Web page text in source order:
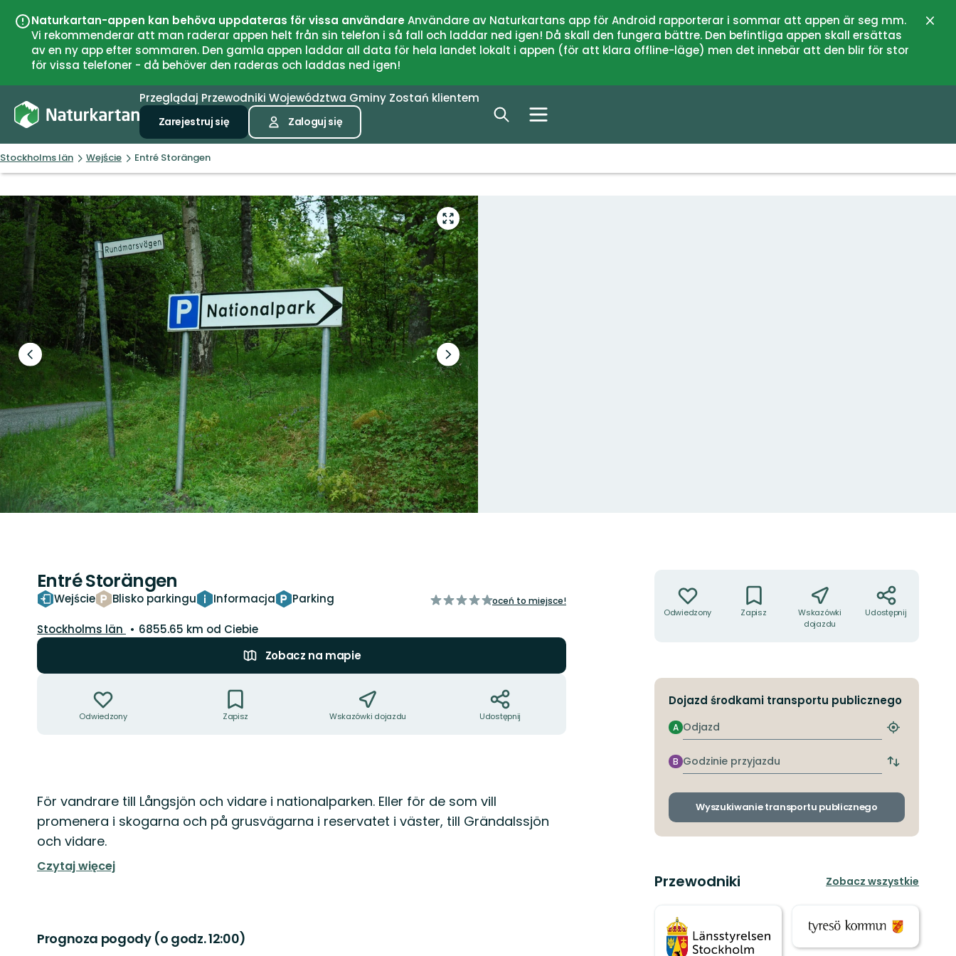
Naturkartan-appen kan behöva uppdateras för vissa användareAnvändare av Naturkartans app för Android rapporterar i sommar att appen är seg mm.
Vi rekommenderar att man raderar appen helt från sin telefon i så fall och laddar ned igen! Då skall den fungera bättre. Den befintliga appen skall ersättas
av en ny app efter sommaren. Den gamla appen laddar all data för hela landet lokalt i appen (för att klara offline-läge) men det innebär att den blir för stor
för vissa telefoner - då behöver den raderas och laddas ned igen!
Przeglądaj Przewodniki Województwa Gminy Zostań klientem
Zarejestruj się Zaloguj się
Stockholms län Wejście Entré Storängen
Przejdź
do
trybu
pełnoekranowego
Poprzedni
slajd
Następny
slajd
Entré Storängen
Wejście Blisko parkingu Informacja Parking
z
oceń to miejsce!
Województwo:
Stockholms län
6855.65 km od Ciebie
Zobacz na mapie
Odwiedzony Zapisz Wskazówki dojazdu Udostępnij
Opis
För vandrare till Långsjön och vidare i nationalparken. Eller för de som vill
promenera i skogarna och på grusvägarna i reservatet i väster, till Grändalssjön
och vidare.
Czytaj więcej
Prognoza pogody (o godz. 12:00)
Odwiedzony Zapisz
Wskazówki
dojazdu
Udostępnij
Dojazd środkami transportu publicznego
Odjazd
A
Znajdź
przystanek
Godzinie
przyjazdu
B
Zmiana
odjazdu
przyjazdu
Wyszukiwanie transportu publicznego
Przewodniki Zobacz wszystkie